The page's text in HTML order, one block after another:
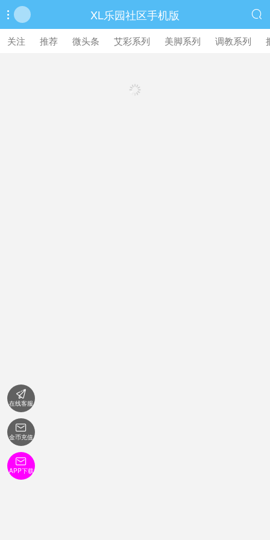
 XL乐园社区手机版 
关注 推荐 微头条 艾彩系列 美脚系列 调教系列
繁體中文版

在线客服

金币充值

APP下载